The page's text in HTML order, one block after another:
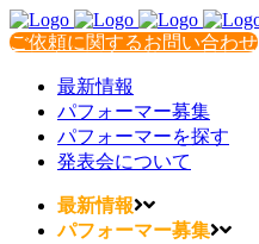
ご依頼に関するお問い合わせ
最新情報
パフォーマー募集
パフォーマーを探す
発表会について
最新情報
パフォーマー募集